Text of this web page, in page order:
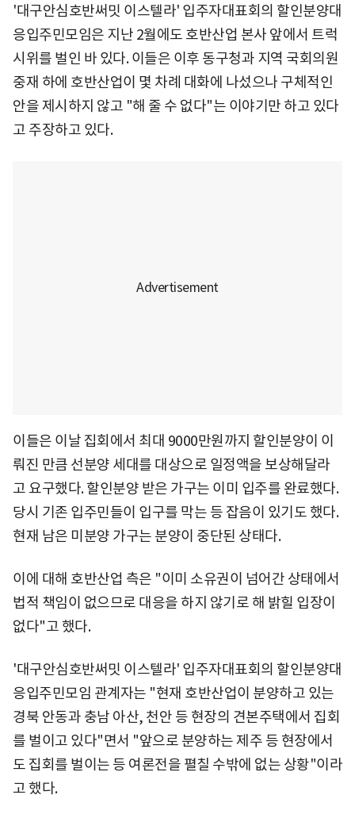
'대구안심호반써밋 이스텔라' 입주자대표회의 할인분양대
응입주민모임은 지난 2월에도 호반산업 본사 앞에서 트럭
시위를 벌인 바 있다. 이들은 이후 동구청과 지역 국회의원
중재 하에 호반산업이 몇 차례 대화에 나섰으나 구체적인
안을 제시하지 않고 "해 줄 수 없다"는 이야기만 하고 있다
고 주장하고 있다.
이들은 이날 집회에서 최대 9000만원까지 할인분양이 이
뤄진 만큼 선분양 세대를 대상으로 일정액을 보상해달라
고 요구했다. 할인분양 받은 가구는 이미 입주를 완료했다.
당시 기존 입주민들이 입구를 막는 등 잡음이 있기도 했다.
현재 남은 미분양 가구는 분양이 중단된 상태다.
이에 대해 호반산업 측은 "이미 소유권이 넘어간 상태에서
법적 책임이 없으므로 대응을 하지 않기로 해 밝힐 입장이
없다"고 했다.
'대구안심호반써밋 이스텔라' 입주자대표회의 할인분양대
응입주민모임 관계자는 "현재 호반산업이 분양하고 있는
경북 안동과 충남 아산, 천안 등 현장의 견본주택에서 집회
를 벌이고 있다"면서 "앞으로 분양하는 제주 등 현장에서
도 집회를 벌이는 등 여론전을 펼칠 수밖에 없는 상황"이라
고 했다.